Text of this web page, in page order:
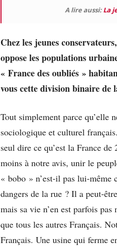
A lire aussi:La
Chez les jeunes
oppose les populations
« France des oubliés »
vous cette division binaire de
Tout simplement parce qu’elle
sociologique et culturel
seul dire ce qu’est la France
moins à notre avis, unir le
« bobo » n’est-il pas lui-même
dangers de la rue ? Il a peut-
mais sa vie n’en est parfois
que tous les autres Français.
Français. Une usine qui ferme